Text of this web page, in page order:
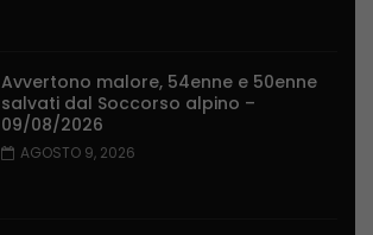
Avvertono malore, 54enne e 50enne
salvati dal Soccorso alpino –
09/08/2026
AGOSTO 9, 2026